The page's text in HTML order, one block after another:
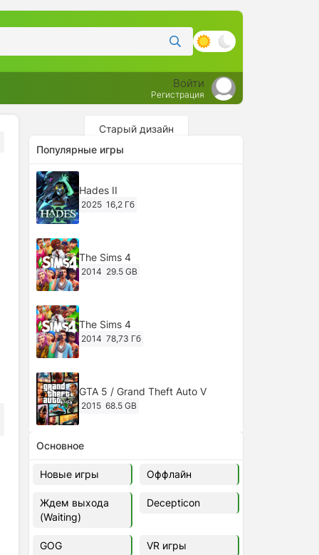
Войти
Регистрация
Старый дизайн
Популярные игры
Hades II
2025 16,2 Гб
The Sims 4
2014 29.5 GB
The Sims 4
2014 78,73 Гб
GTA 5 / Grand Theft Auto V
2015 68.5 GB
Ghost of Tsushima: Director's Cut
v.1053.8.1023.1614 [RePack
Decepticon] (2024)
2024
Cyberpunk 2077
49.4 GB
Основное
Новые игры Оффлайн
Ждем выхода
(Waiting)
Decepticon
GOG VR игры